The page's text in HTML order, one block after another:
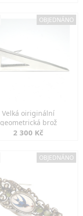
OBJEDNÁNO
Velká oiriginální
geometrická brož
2 300 Kč
OBJEDNÁNO